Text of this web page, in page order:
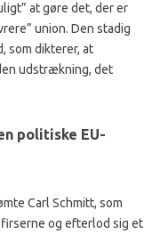
at gøre det, der er
union. Den stadig
som dikterer, at
udstrækning, det
politiske EU-
Carl Schmitt, som
og efterlod sig et